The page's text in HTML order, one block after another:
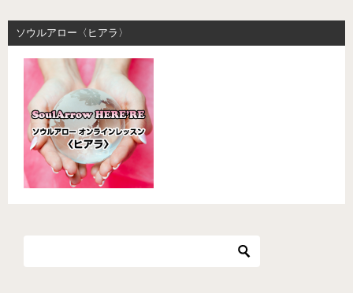
ソウルアロー〈ヒアラ〉